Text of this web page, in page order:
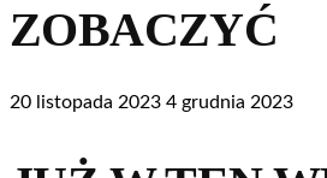
ZOBACZYĆ
20 listopada 2023 4 grudnia 2023